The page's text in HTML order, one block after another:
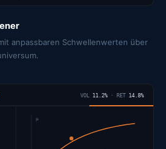
anpassbaren Schwellenwerten über
VOL 11.2%· RET 14.8%
μ